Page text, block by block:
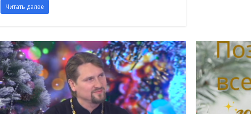
Читать далее